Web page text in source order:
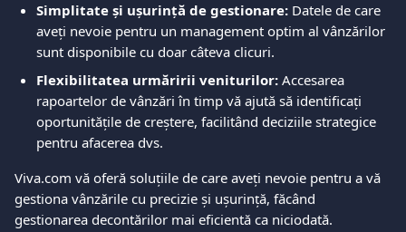
Simplitate și ușurință de gestionare: Datele de care
aveți nevoie pentru un management optim al vânzărilor
sunt disponibile cu doar câteva clicuri.
Flexibilitatea urmăririi veniturilor: Accesarea
rapoartelor de vânzări în timp vă ajută să identificați
oportunitățile de creștere, facilitând deciziile strategice
pentru afacerea dvs.
Viva.com vă oferă soluțiile de care aveți nevoie pentru a vă
gestiona vânzările cu precizie și ușurință, făcând
gestionarea decontărilor mai eficientă ca niciodată.